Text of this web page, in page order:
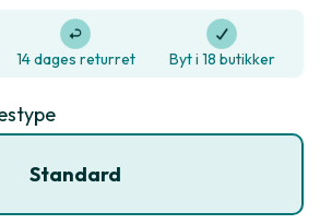
14 dages returret Byt i 18 butikker
Standard